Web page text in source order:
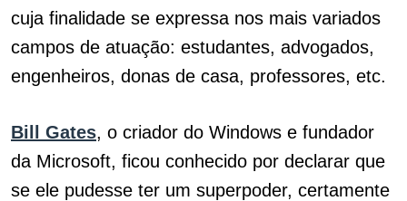
cuja finalidade se expressa nos mais variados
campos de atuação: estudantes, advogados,
engenheiros, donas de casa, professores, etc.
Bill Gates, o criador do Windows e fundador
da Microsoft, ficou conhecido por declarar que
se ele pudesse ter um superpoder, certamente